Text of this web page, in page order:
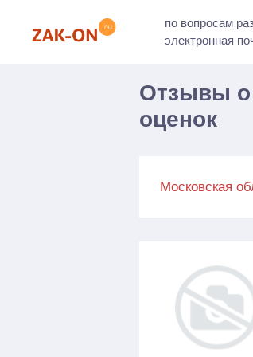
по вопросам
электронная
Отзывы о
оценок
Московская